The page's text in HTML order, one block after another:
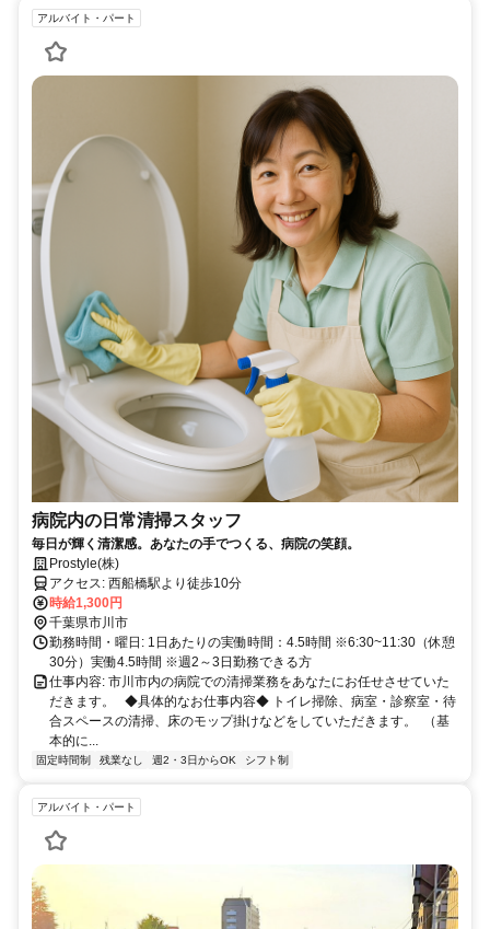
アルバイト・パート
病院内の日常清掃スタッフ
毎日が輝く清潔感。あなたの手でつくる、病院の笑顔。
Prostyle(株)
アクセス: 西船橋駅より徒歩10分
時給1,300円
千葉県市川市
勤務時間・曜日: 1日あたりの実働時間：4.5時間 ※6:30~11:30（休憩
30分）実働4.5時間 ※週2～3日勤務できる方
仕事内容: 市川市内の病院での清掃業務をあなたにお任せさせていた
だきます。 ◆具体的なお仕事内容◆ トイレ掃除、病室・診察室・待
合スペースの清掃、床のモップ掛けなどをしていただきます。 （基
本的に...
固定時間制 残業なし 週2・3日からOK シフト制
アルバイト・パート